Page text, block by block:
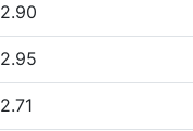
2.90
2.95
2.71